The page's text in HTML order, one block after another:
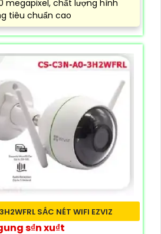
megapixel, chất lượng hình
tiêu chuẩn cao
SẮC NÉT WIFI EZVIZ
s₫n xu₫t